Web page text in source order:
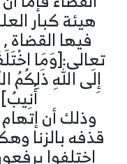
هيئة كبار
فيها القضاة
تعالى:[وَمَا
إِلَى اللهِ ذَلِكُمُ
أُنِيبُ]
وذلك أن
قذفه بالزنا
اختلفوا